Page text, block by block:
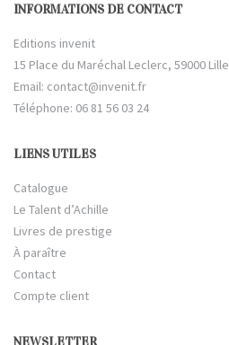
INFORMATIONS DE CONTACT
Editions invenit
15 Place du Maréchal Leclerc, 59000 Lille
Email: contact@invenit.fr
Téléphone: 06 81 56 03 24
LIENS UTILES
Catalogue
Le Talent d’Achille
Livres de prestige
À paraître
Contact
Compte client
NEWSLETTER